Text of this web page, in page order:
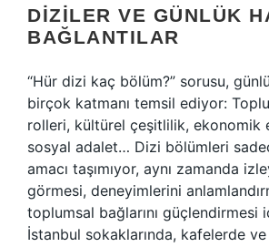
DIZILER VE GÜNLÜK
BAĞLANTILAR
“Hür dizi kaç bölüm?” sorusu,
birçok katmanı temsil ediyor:
rolleri, kültürel çeşitlilik, ekonomik
sosyal adalet… Dizi bölümleri
amacı taşımıyor, aynı zamanda
görmesi, deneyimlerini
toplumsal bağlarını güçlendirmesi
İstanbul sokaklarında, kafelerde